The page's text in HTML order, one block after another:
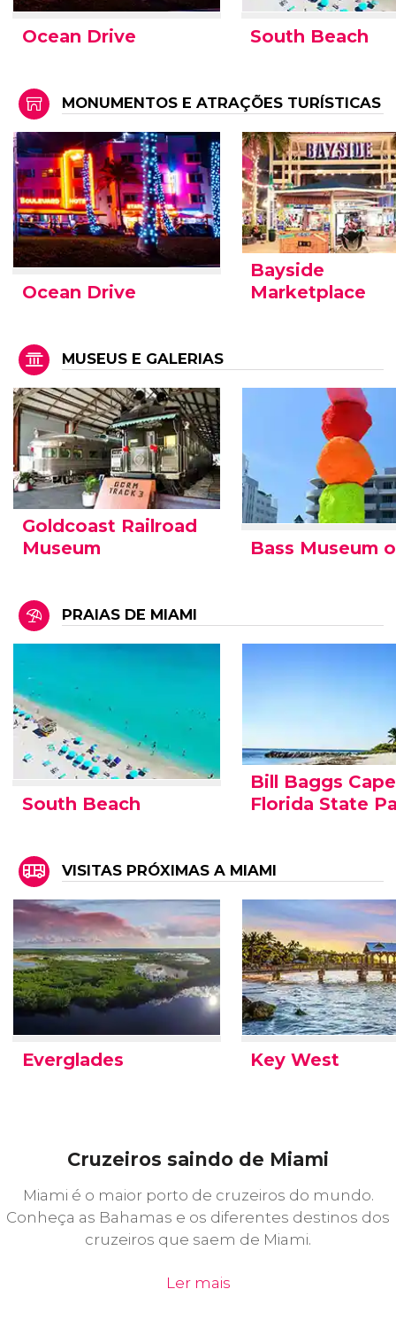
Ocean Drive South Beach
MONUMENTOS E ATRAÇÕES TURÍSTICAS
Ocean Drive
Bayside
Marketplace
MUSEUS E GALERIAS
Goldcoast Railroad
Museum
Bass Museum
PRAIAS DE MIAMI
South Beach
Bill Baggs Cape
Florida State
VISITAS PRÓXIMAS A MIAMI
Everglades Key West
Cruzeiros saindo de Miami
Miami é o maior porto de cruzeiros do mundo.
Conheça as Bahamas e os diferentes destinos dos
cruzeiros que saem de Miami.
Ler mais